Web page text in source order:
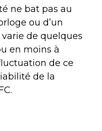
ne bat pas au
ou d’un
de quelques
en moins à
de ce
de la